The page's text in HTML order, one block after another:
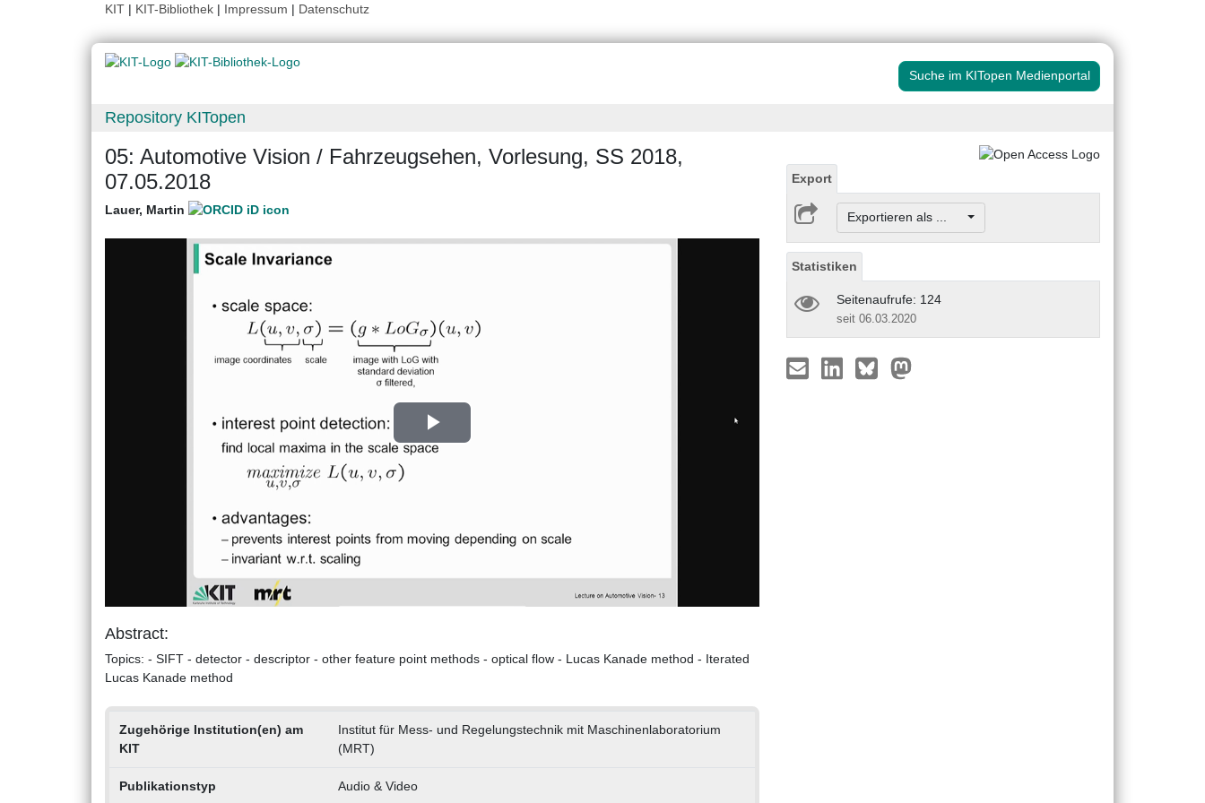
KIT | KIT-Bibliothek | Impressum | Datenschutz
Suche im KITopen Medienportal
Repository KITopen
05: Automotive Vision / Fahrzeugsehen, Vorlesung, SS 2018,
07.05.2018
Lauer, Martin
Play
Abstract:
Topics: - SIFT - detector - descriptor - other feature point methods - optical flow - Lucas Kanade method - Iterated
Lucas Kanade method
Zugehörige Institution(en) am
KIT
Institut für Mess- und Regelungstechnik mit Maschinenlaboratorium
(MRT)
Publikationstyp Audio & Video
Export
Exportieren als ...
Statistiken
Seitenaufrufe: 124
seit 06.03.2020